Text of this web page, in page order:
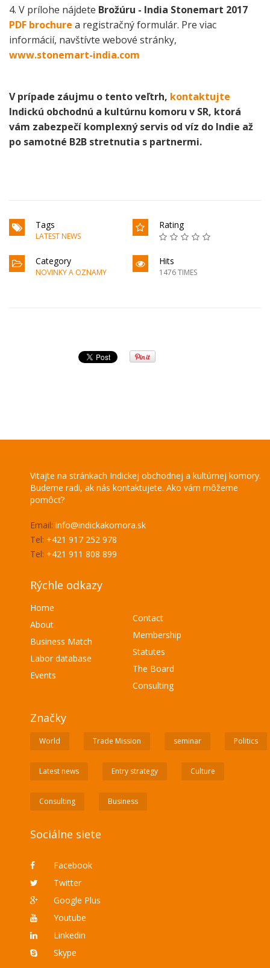
4. V prílohe nájdete Brožúru - India Stonemart 2017
PDF brochure a registračný formulár. Pre viac
informácií, navštívte webové stránky,
www.stonemart-india.com
V prípade záujmu o tento veľtrh, kontaktujte
Indickú obchodnú a kultúrnu komoru v SR, ktorá
vám zabezpečí komplexný servis od víz do Indie až
po samotné B2B stretnutia s partnermi.
Tags
LATEST NEWS
Rating
Category
NOVINKY A OZNAMY
Hits
1476 TIMES
Vitajte na stránkach Indickej obchodnej a kultúrnej komory.
Budeme radi, ak nás kontaktujete. Ako vám môžeme
pomôcť?
Email: info@indickakomora.sk
Tel: +421 917 252 978
Tel: +421 911 808 899
Rýchle odkazy
Home
About
Business Match
Labor database
Events
Contact
Membership
Statutes
The Board
Consulting
Značky
World Trade Mission seminar Politics
Latest news Entry strategy Culture
Consulting Business
Sociálne siete
Facebook
Twitter
Google Plus
Youtube
Linkedin
Skype